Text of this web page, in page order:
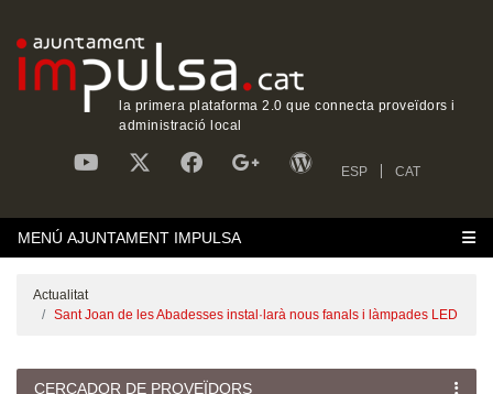
la primera plataforma 2.0 que connecta proveïdors i
administració local
ESP CAT
MENÚ AJUNTAMENT IMPULSA
Actualitat
Sant Joan de les Abadesses instal·larà nous fanals i làmpades LED
CERCADOR DE PROVEÏDORS